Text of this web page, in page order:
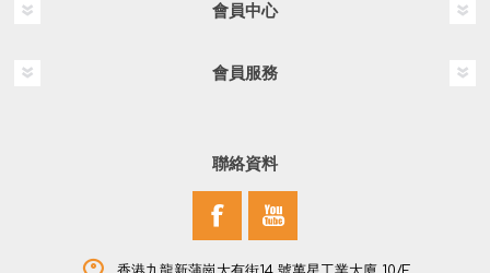
會員中心
會員服務
聯絡資料